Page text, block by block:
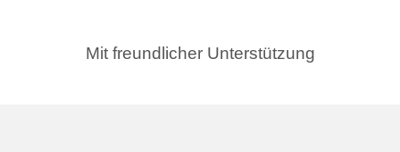
Mit freundlicher Unterstützung